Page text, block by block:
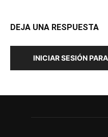
DEJA UNA RESPUESTA
INICIAR SESIÓN